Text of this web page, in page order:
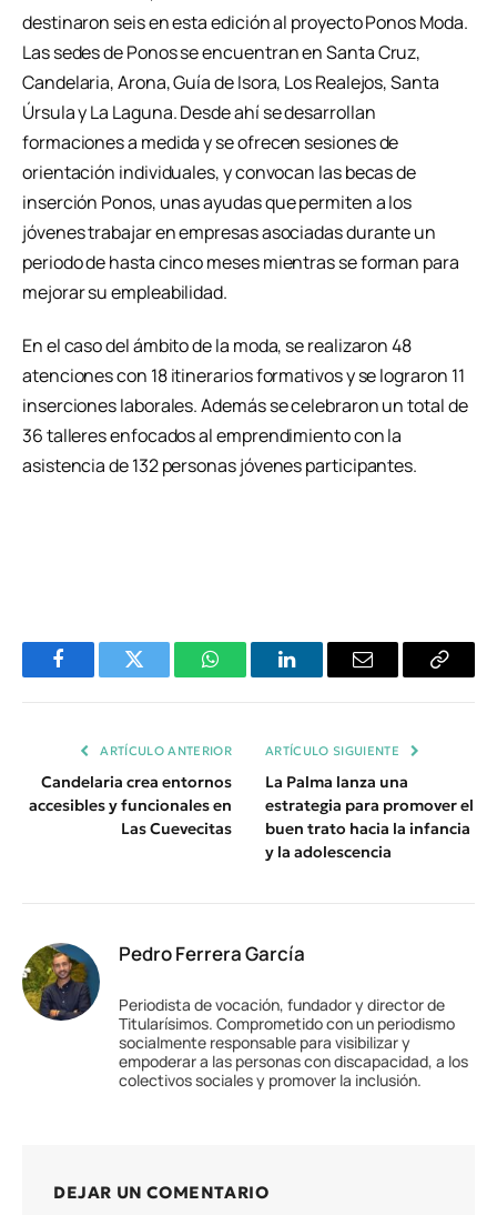
destinaron seis en esta edición al proyecto Ponos Moda.
Las sedes de Ponos se encuentran en Santa Cruz,
Candelaria, Arona, Guía de Isora, Los Realejos, Santa
Úrsula y La Laguna. Desde ahí se desarrollan
formaciones a medida y se ofrecen sesiones de
orientación individuales, y convocan las becas de
inserción Ponos, unas ayudas que permiten a los
jóvenes trabajar en empresas asociadas durante un
periodo de hasta cinco meses mientras se forman para
mejorar su empleabilidad.
En el caso del ámbito de la moda, se realizaron 48
atenciones con 18 itinerarios formativos y se lograron 11
inserciones laborales. Además se celebraron un total de
36 talleres enfocados al emprendimiento con la
asistencia de 132 personas jóvenes participantes.
FacebookTwitter WhatsAppLinkedInEmail
Copiar
ARTÍCULO ANTERIOR
Candelaria crea entornos
accesibles y funcionales en
Las Cuevecitas
ARTÍCULO SIGUIENTE
La Palma lanza una
estrategia para promover el
buen trato hacia la infancia
y la adolescencia
Pedro Ferrera García
Periodista de vocación, fundador y director de
Titularísimos. Comprometido con un periodismo
socialmente responsable para visibilizar y
empoderar a las personas con discapacidad, a los
colectivos sociales y promover la inclusión.
DEJAR UN COMENTARIO